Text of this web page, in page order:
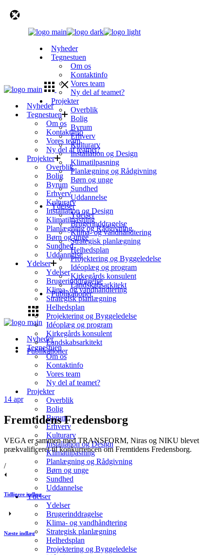
Nyheder
Tegnestuen
Om os
Kontaktinfo
Vores team
Ny del af teamet?
Projekter
Overblik
Bolig
Byrum
Erhverv
Kulturarv
Installation og Design
Klimatilpasning
Planlægning og Rådgivning
Børn og unge
Sundhed
Uddannelse
Ydelser
Ydelser
Brugerinddragelse
Klima- og vandhåndtering
Strategisk planlægning
Helhedsplan
Projektering og Byggeledelse
Idéoplæg og program
Kirkegårds konsulent
Landskabsarkitekt
Publikationer
Nyheder
Tegnestuen
Om os
Kontaktinfo
Vores team
Ny del af teamet?
Projekter
Overblik
Bolig
Byrum
Erhverv
Kulturarv
Installation og Design
Klimatilpasning
Planlægning og Rådgivning
Børn og unge
Sundhed
Uddannelse
Ydelser
Ydelser
Brugerinddragelse
Klima- og vandhåndtering
Strategisk planlægning
Helhedsplan
Projektering og Byggeledelse
Nyheder
Tegnestuen
Om os
Kontaktinfo
Vores team
Ny del af teamet?
Projekter
Overblik
Bolig
Byrum
Erhverv
Kulturarv
Installation og Design
Klimatilpasning
Planlægning og Rådgivning
Børn og unge
Sundhed
Uddannelse
Ydelser
Ydelser
Brugerinddragelse
Klima- og vandhåndtering
Strategisk planlægning
Helhedsplan
Projektering og Byggeledelse
Idéoplæg og program
Kirkegårds konsulent
Landskabsarkitekt
Publikationer
14 apr
Fremtidens Fredensborg
VEGA er sammen med TRANSFORM, Niras og NIKU blevet
prækvalificeret til konkurrencen om Fremtidens Fredensborg.
/
Tidligere indlæg
Næste indlæg